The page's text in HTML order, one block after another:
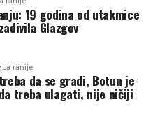
za egzaktne nauke i
veoma dobro.
za romane, eseje,
su raznovrsnije i
rekao je Bersini,
potreban dodatni oprez.
služi kao podsjetnik.
19 godina od utakmice
Glazgov
ranije
da se gradi, Botun je
treba ulagati, nije ničiji